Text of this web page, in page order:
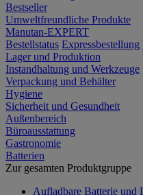
Bestseller
Umweltfreundliche Produkte
Manutan-EXPERT
Bestellstatus Expressbestellung
Lager und Produktion
Instandhaltung und Werkzeuge
Verpackung und Behälter
Hygiene
Sicherheit und Gesundheit
Außenbereich
Büroausstattung
Gastronomie
Batterien
Zur gesamten Produktgruppe
Aufladbare Batterie und